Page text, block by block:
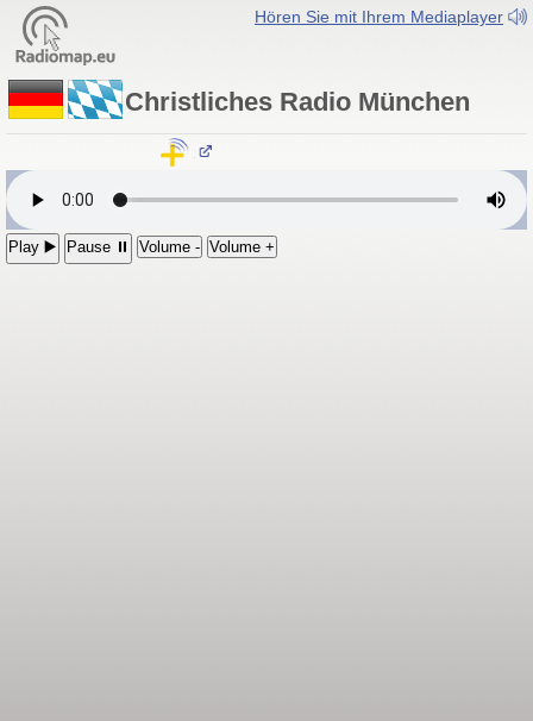
Hören Sie mit Ihrem Mediaplayer
Christliches Radio München
München - 92.4 MHz
Play ▶️ Pause ⏸ Volume - Volume +